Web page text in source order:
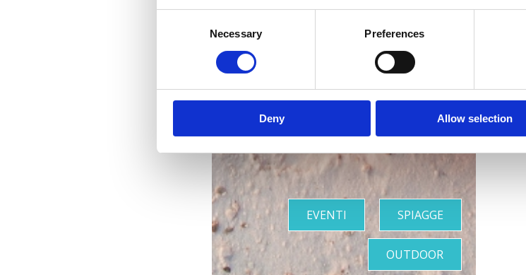
Necessary Preferences
Deny Allow selection
Riviera con le
spiagge più
belle
SPIAGGE
EVENTI
OUTDOOR